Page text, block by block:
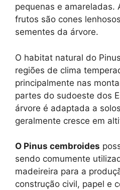
pequenas e amareladas.
frutos são cones
sementes da árvore.
O habitat natural do
regiões de clima
principalmente nas
partes do sudoeste dos
árvore é adaptada a
geralmente cresce em
O Pinus cembroides
sendo comumente
madeireira para a
construção civil, papel e